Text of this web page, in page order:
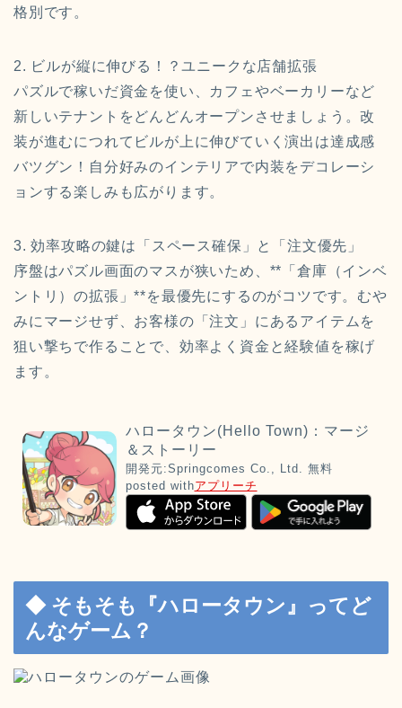
格別です。
2. ビルが縦に伸びる！？ユニークな店舗拡張
パズルで稼いだ資金を使い、カフェやベーカリーなど
新しいテナントをどんどんオープンさせましょう。改
装が進むにつれてビルが上に伸びていく演出は達成感
バツグン！自分好みのインテリアで内装をデコレーシ
ョンする楽しみも広がります。
3. 効率攻略の鍵は「スペース確保」と「注文優先」
序盤はパズル画面のマスが狭いため、**「倉庫（インベ
ントリ）の拡張」**を最優先にするのがコツです。むや
みにマージせず、お客様の「注文」にあるアイテムを
狙い撃ちで作ることで、効率よく資金と経験値を稼げ
ます。
ハロータウン(Hello Town)：マージ
＆ストーリー
開発元:Springcomes Co., Ltd. 無料
posted withアプリーチ
◆ そもそも『ハロータウン』ってど
んなゲーム？